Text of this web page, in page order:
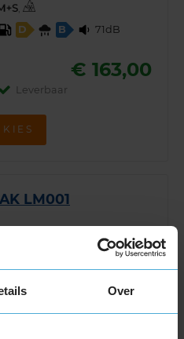
Over
,
D
B 71dB
€ 163,00
Leverbaar
KIES
LM001
Run-Flat, *, ,
D 72dB